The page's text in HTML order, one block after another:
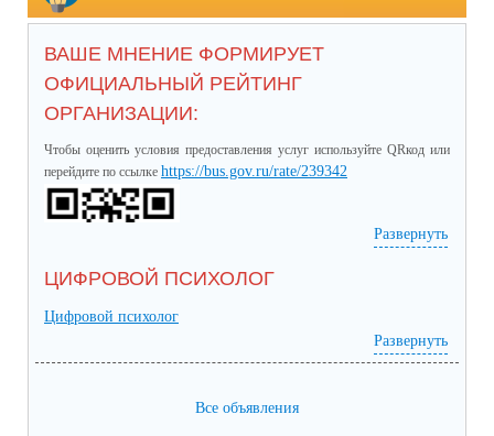
ВАШЕ МНЕНИЕ ФОРМИРУЕТ
ОФИЦИАЛЬНЫЙ РЕЙТИНГ
ОРГАНИЗАЦИИ:
Чтобы оценить условия предоставления услуг используйте QRкод или
перейдите по ссылке https://bus.gov.ru/rate/239342
Развернуть
ЦИФРОВОЙ ПСИХОЛОГ
Цифровой психолог
Развернуть
Все объявления